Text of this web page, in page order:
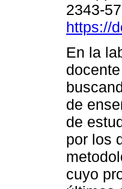
2343-
https://
En la
de
de
por los
cuyo